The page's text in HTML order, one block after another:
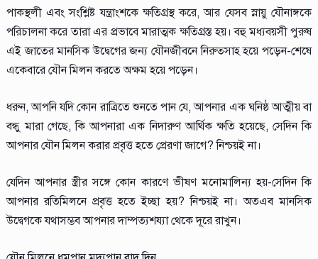
পাকস্থলী এবং সংশ্লিষ্ট যন্ত্রাংশকে ক্ষতিগ্রস্থ করে, আর যেসব স্নায়ু যৌনাঙ্গকে
পরিচালনা করে তারা এর প্রভাবে মারাত্মক ক্ষতিগ্রস্ত হয়। বহু মধ্যবয়সী পুরুষ
এই জাতের মানসিক উদ্বেগের জন্য যৌনজীবনে নিরুত্‍সাহ হয়ে পড়েন-শেষে
একেবারে যৌন মিলন করতে অক্ষম হয়ে পড়েন।
ধরুন, আপনি যদি কোন রাত্রিতে শুনতে পান যে, আপনার এক ঘনিষ্ঠ আত্মীয় বা
বন্ধু মারা গেছে, কি আপনারা এক নিদারুণ আর্থিক ক্ষতি হয়েছে, সেদিন কি
আপনার যৌন মিলন করার প্রবৃত্ত হতে প্রেরণা জাগে? নিশ্চয়ই না।
যেদিন আপনার স্ত্রীর সঙ্গে কোন কারণে ভীষণ মনোমালিন্য হয়-সেদিন কি
আপনার রতিমিলনে প্রবৃত্ত হতে ইচ্ছা হয়? নিশ্চয়ই না। অতএব মানসিক
উদ্বেগকে যথাসম্ভব আপনার দাম্পত্যশয্যা থেকে দূরে রাখুন।